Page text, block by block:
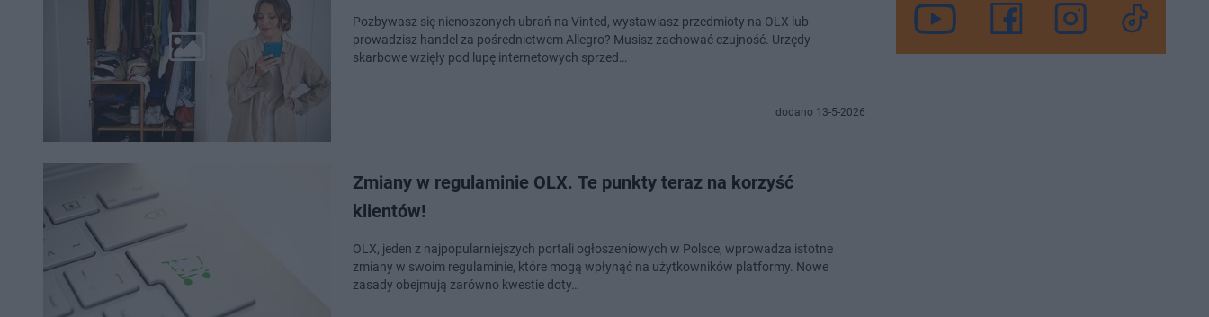
Pozbywasz się nienoszonych ubrań na Vinted, wystawiasz przedmioty na OLX lub
prowadzisz handel za pośrednictwem Allegro? Musisz zachować czujność. Urzędy
skarbowe wzięły pod lupę internetowych sprzed…
dodano 13-5-2026
Zmiany w regulaminie OLX. Te punkty teraz na korzyść
klientów!
OLX, jeden z najpopularniejszych portali ogłoszeniowych w Polsce, wprowadza istotne
zmiany w swoim regulaminie, które mogą wpłynąć na użytkowników platformy. Nowe
zasady obejmują zarówno kwestie doty…